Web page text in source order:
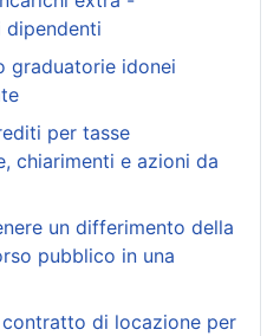
graduatorie idonei
per tasse
chiarimenti e azioni da
un differimento della
pubblico in una
di locazione per